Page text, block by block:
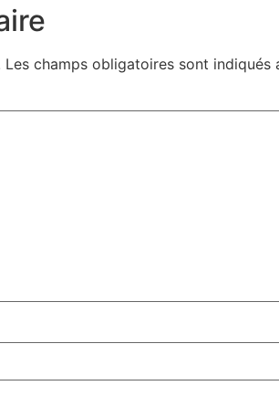
Les champs obligatoires sont indiqués